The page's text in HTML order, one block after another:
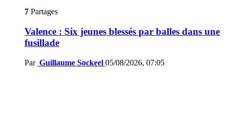
7 Partages
Valence : Six jeunes blessés par balles dans une
fusillade
Par Guillaume Sockeel 05/08/2026, 07:05